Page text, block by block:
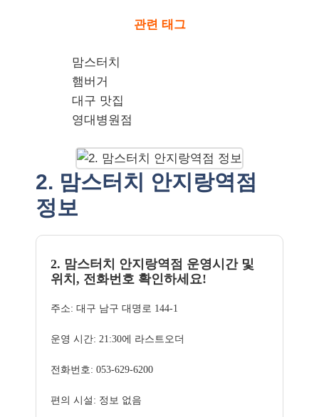
관련 태그
맘스터치
햄버거
대구 맛집
영대병원점
2. 맘스터치 안지랑역점
정보
2. 맘스터치 안지랑역점 운영시간 및
위치, 전화번호 확인하세요!
주소: 대구 남구 대명로 144-1
운영 시간: 21:30에 라스트오더
전화번호: 053-629-6200
편의 시설: 정보 없음